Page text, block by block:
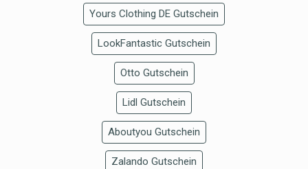
Yours Clothing DE Gutschein
LookFantastic Gutschein
Otto Gutschein
Lidl Gutschein
Aboutyou Gutschein
Zalando Gutschein